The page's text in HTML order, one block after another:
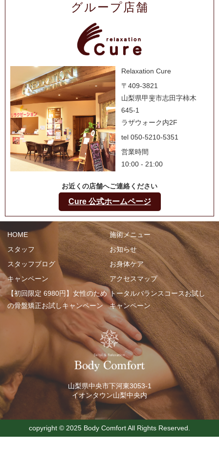
グループ店舗
Relaxation Cure
〒409-3821
山梨県甲斐市志田字柿木
645-1
ラザウォーク内2F
tel 050-5210-5351
営業時間
10:00 - 21:00
お近くの店舗へご連絡ください
Cure 公式ホームページ
HOME
施術メニュー
スタッフ
お知らせ
スタッフブログ
お身体ケア
キャンペーン
アクセスマップ
【初回限定 6980円】女性のため
の骨盤矯正お試しキャンペーン
トータルバランスコースお試し
キャンペーン
山梨県中央市下河東3053-1
イオンタウン山梨中央内
copyright ©︎ 2025 Body Comfort All Rights Reserved.